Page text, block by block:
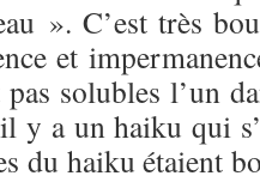
». C’est très
et
solubles l’un
y a un haiku qui
du haiku étaient